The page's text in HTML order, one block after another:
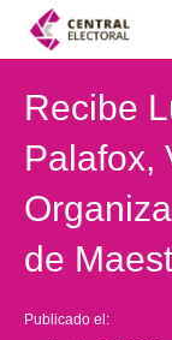
Recibe
Palafox,
de
Publicado el: